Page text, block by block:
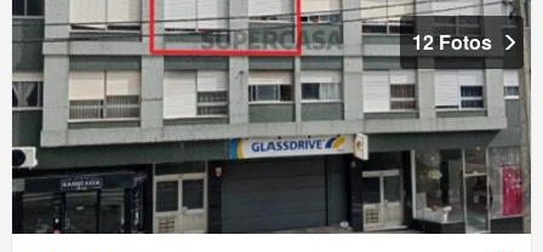
12 Fotos